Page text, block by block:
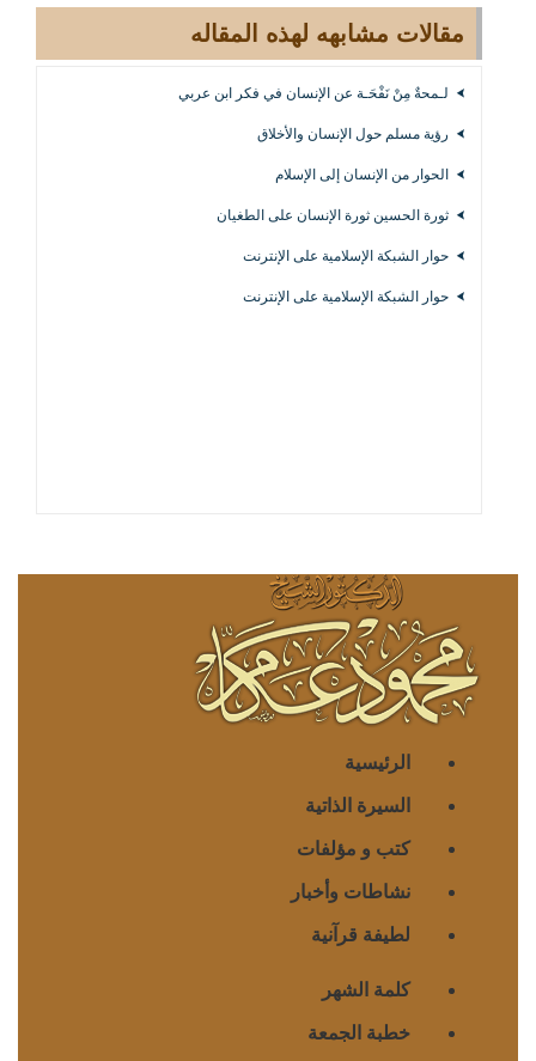
مقالات مشابهه لهذه المقاله
لـمحةٌ مِنْ نَفْحَـة عن الإنسان في فكر ابن عربي
رؤية مسلم حول الإنسان والأخلاق
الحوار من الإنسان إلى الإسلام
ثورة الحسين ثورة الإنسان على الطغيان
حوار الشبكة الإسلامية على الإنترنت
حوار الشبكة الإسلامية على الإنترنت
الرئيسية
السيرة الذاتية
كتب و مؤلفات
نشاطات وأخبار
لطيفة قرآنية
كلمة الشهر
خطبة الجمعة